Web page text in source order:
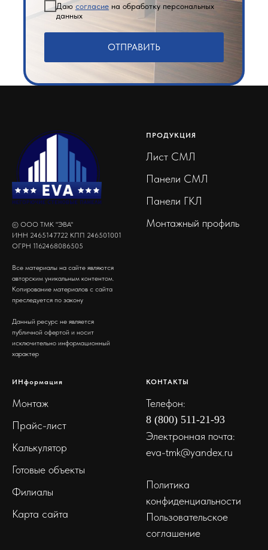
Даюсогласие на обработку персональных
данных
ОТПРАВИТЬ
© ООО ТМК "ЭВА"
ИНН 2465147722 КПП 246501001
ОГРН 1162468086505
Все материалы на сайте являются
авторским уникальным контентом.
Копирование материалов с сайта
преследуется по закону
Данный ресурс не является
публичной офертой и носит
исключительно информационный
характер
ПРОДУКЦИЯ
Лист СМЛ
Панели СМЛ
Панели ГКЛ
Монтажный профиль
ИНформация
Монтаж
Прайс-лист
Калькулятор
Готовые объекты
Филиалы
Карта сайта
КОНТАКТЫ
Телефон:
8 (800) 511-21-93
Электронная почта:
eva-tmk@yandex.ru
Политика
конфиденциальности
Пользовательское
соглашение